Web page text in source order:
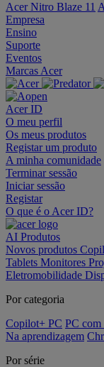
Acer Nitro Blaze 11
Empresa
Ensino
Suporte
Eventos
Marcas Acer
Acer ID
O meu perfil
Os meus produtos
Registar um produto
A minha comunidade
Terminar sessão
Iniciar sessão
Registar
O que é o Acer ID?
AI Produtos
Novos produtos
Tablets Monitores
Eletromobilidade
Por categoria
Copilot+ PC PC com
Na aprendizagem
Por série